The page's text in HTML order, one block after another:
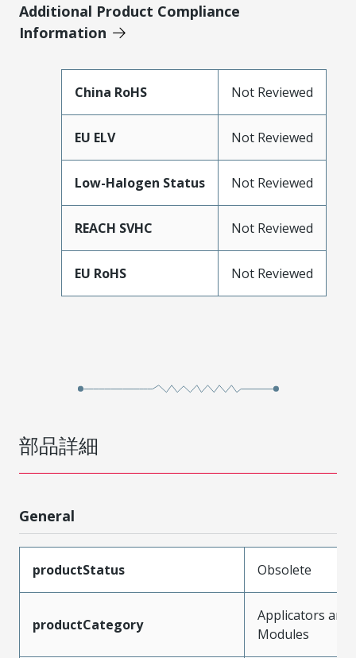
Additional Product Compliance
Information
China RoHS Not Reviewed
EU ELV Not Reviewed
Low-Halogen Status Not Reviewed
REACH SVHC Not Reviewed
EU RoHS Not Reviewed
部品詳細
General
productStatus Obsolete
productCategory
Applicators and
Modules